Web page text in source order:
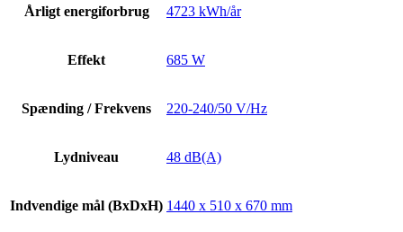
Årligt energiforbrug 4723 kWh/år
Effekt 685 W
Spænding / Frekvens 220-240/50 V/Hz
Lydniveau 48 dB(A)
Indvendige mål (BxDxH) 1440 x 510 x 670 mm